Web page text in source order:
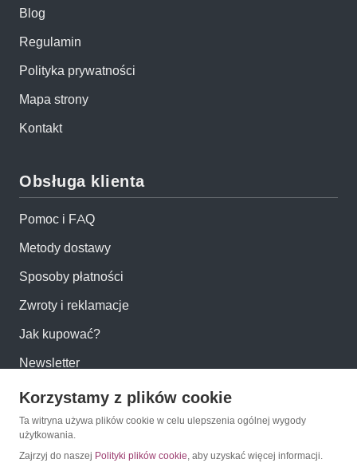
Blog
Regulamin
Polityka prywatności
Mapa strony
Kontakt
Obsługa klienta
Pomoc i FAQ
Metody dostawy
Sposoby płatności
Zwroty i reklamacje
Jak kupować?
Newsletter
Konto
Moje konto
Korzystamy z plików cookie
Ta witryna używa plików cookie w celu ulepszenia ogólnej wygody
użytkowania.
Zajrzyj do naszej Polityki plików cookie, aby uzyskać więcej informacji.